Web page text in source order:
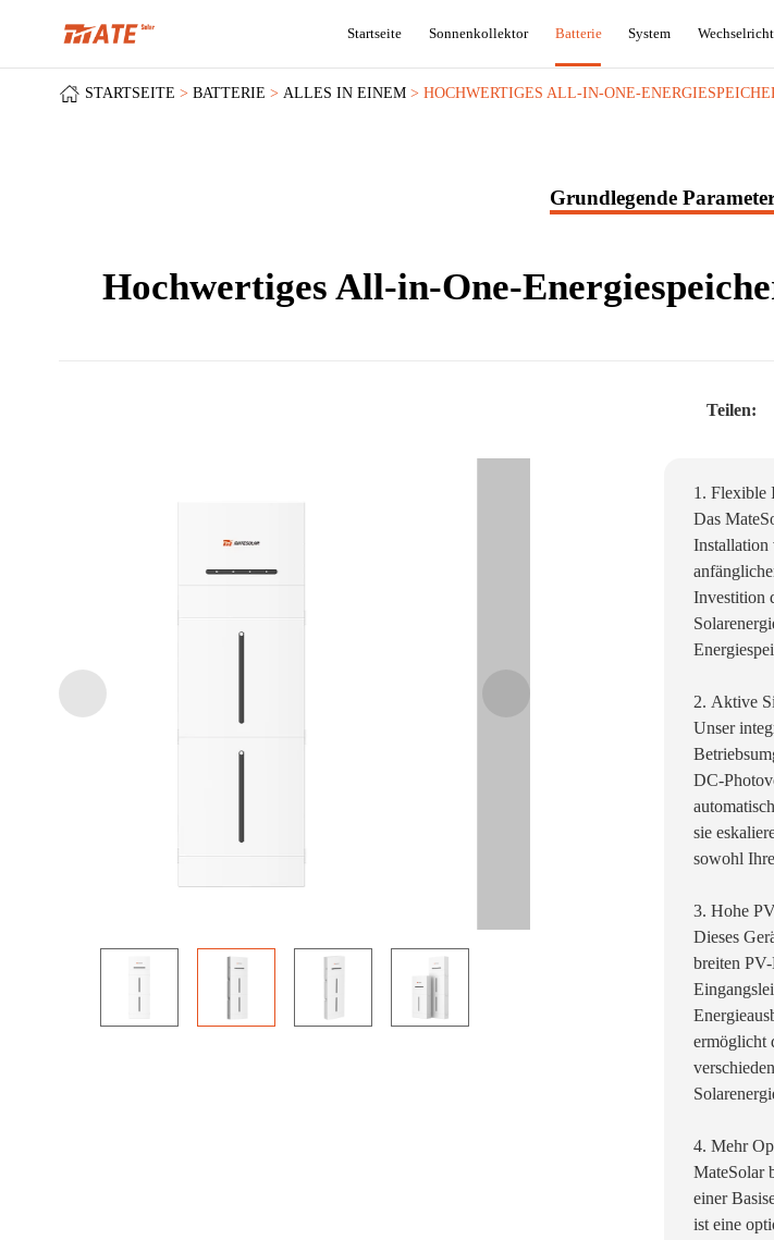
Startseite Sonnenkollektor Batterie System
STARTSEITE BATTERIE ALLES IN EINEM HOCHWERTIGES ALL-IN-ONE-
Grundlegende
Hochwertiges All-in-One-
Teilen:
1. Flexible
Das
Installation
Investition
2. Aktive
Unser
DC-
sie
sowohl
3. Hohe
Dieses
breiten
ermöglicht
4. Mehr
MateSolar
einer
ist eine